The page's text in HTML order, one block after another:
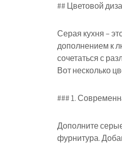
## Цветовой
Серая кухня –
дополнением к
сочетаться с
Вот несколько
### 1.
Дополните
фурнитура.